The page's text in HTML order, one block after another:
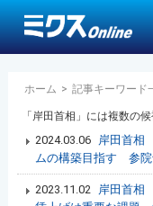
ホーム > 記事キーワード
「岸田首相」には複数の候
2024.03.06
岸田首相
ムの構築目指す 参院
2023.11.02
岸田首相